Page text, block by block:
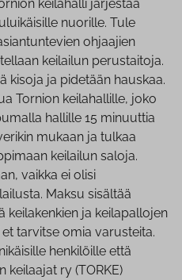
keilahalli järjestää
nuorille. Tule
ohjaajien
keilailun perustaitoja.
kisoja ja pidetään hauskaa.
Tornion keilahallille, joko
hallille 15 minuuttia
mukaan ja tulkaa
keilailun saloja.
vaikka ei olisi
Maksu sisältää
keilakenkien ja keilapallojen
tarvitse omia varusteita.
henkilöille että
keilaajat ry (TORKE)